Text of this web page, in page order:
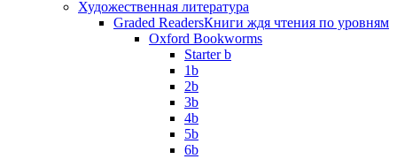
Художественная литература
Graded ReadersКниги ждя чтения по уровням
Oxford Bookworms
Starter b
1b
2b
3b
4b
5b
6b